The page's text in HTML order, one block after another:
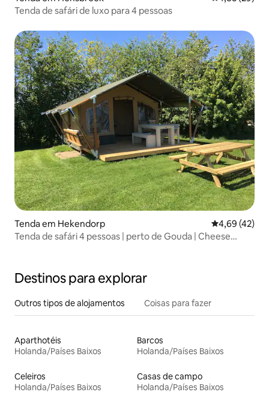
Tenda de safári de luxo para 4 pessoas
Tenda em Hekendorp Classificação
4,69 (42)
Tenda de safári 4 pessoas | perto de Gouda | Cheese
Destinos para explorar
Outros tipos de alojamentos Coisas para fazer
Aparthotéis
Holanda/Países Baixos
Barcos
Holanda/Países Baixos
Celeiros
Holanda/Países Baixos
Casas de campo
Holanda/Países Baixos